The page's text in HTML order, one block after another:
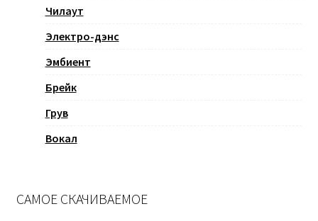
Чилаут
Электро-дэнс
Эмбиент
Брейк
Грув
Вокал
САМОЕ СКАЧИВАЕМОЕ